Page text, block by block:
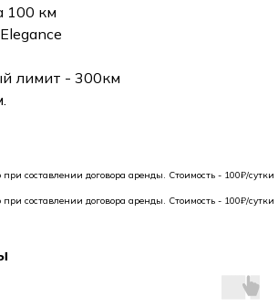
100 км
лимит - 300км
составлении договора аренды. Стоимость - 100₽/сутки
составлении договора аренды. Стоимость - 100₽/сутки